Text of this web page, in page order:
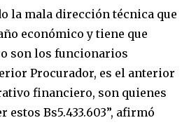
your email address on our website
below. Don't worry, we respect
your inbox. Your information is
la mala dirección técnica que
económico y tiene que
son los funcionarios
Procurador, es el anterior
financiero, son quienes
estos Bs5.433.603”, afirmó